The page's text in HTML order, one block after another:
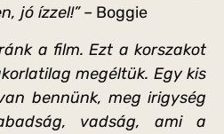
jó ízzel!”– Boggie
a film. Ezt a korszakot
megéltük. Egy kis
bennünk, meg irigység
vadság, ami a